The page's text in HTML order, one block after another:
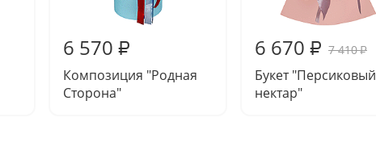
6 570 ₽
Композиция "Родная
Сторона"
6 670 ₽ 7 410₽
Букет "Персиковый
нектар"